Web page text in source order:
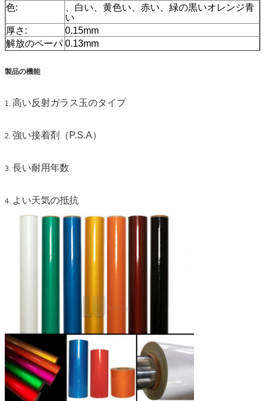
色:
、白い、黄色い、赤い、緑の黒いオレンジ青
い
厚さ:
0.15mm
解放のペーパ
ー:
0.13mm
パッキング:
製品の機能
1. 高い反射ガラス玉のタイプ
2. 強い接着剤（P.S.A）
3. 長い耐用年数
4. よい天気の抵抗